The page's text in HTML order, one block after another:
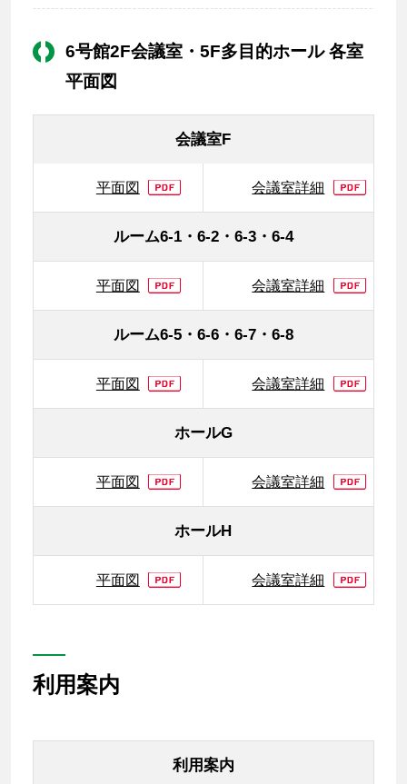
6号館2F会議室・5F多目的ホール 各室
平面図
会議室F
平面図 会議室詳細
ルーム6-1・6-2・6-3・6-4
平面図 会議室詳細
ルーム6-5・6-6・6-7・6-8
平面図 会議室詳細
ホールG
平面図 会議室詳細
ホールH
平面図 会議室詳細
利用案内
利用案内